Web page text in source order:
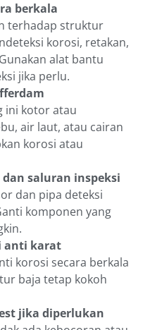
berkala
terhadap struktur
korosi, retakan,
alat bantu
jika perlu.
ini kotor atau
air laut, atau cairan
korosi atau
saluran inspeksi
dan pipa deteksi
komponen yang
anti karat
korosi secara berkala
baja tetap kokoh
jika diperlukan